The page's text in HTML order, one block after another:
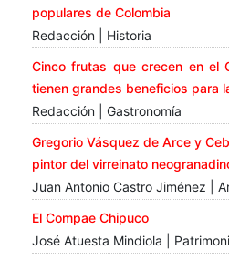
populares de Colombia
Redacción | Historia
Cinco frutas que crecen en el
tienen grandes beneficios para
Redacción | Gastronomía
Gregorio Vásquez de Arce y
pintor del virreinato
Juan Antonio Castro Jiménez |
El Compae Chipuco
José Atuesta Mindiola |